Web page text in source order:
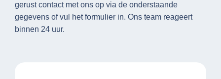
gerust contact met ons op via de onderstaande
gegevens of vul het formulier in. Ons team reageert
binnen 24 uur.